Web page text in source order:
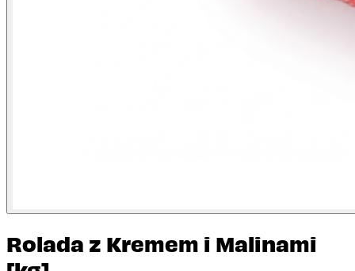
Rolada z Kremem i Malinami